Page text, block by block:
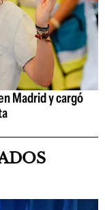
Madrid y cargó